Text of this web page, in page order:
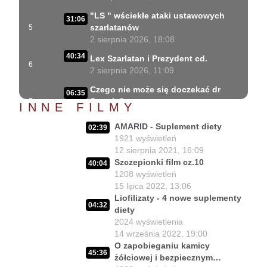
5
31:06
"LS " wściekłe ataki ustawowych
szarlatanów
2 sierpnia 2026, 18:08
6
40:34
Lex Szarlatan i Prezydent cd.
2 sierpnia 2026, 11:09
7
06:35 Czego nie może się doczekać dr
Suwała?
1 sierpnia 2026, 16:01
Szczepionkowa bańka w końcu
1 sierpnia 2026, 10:02
NIESPODZIANKA u Prezydenta
Nawrockiego!!
30 lipca 2026, 15:45
Czy Prezydent uratuje chorych
Polaków?
29 lipca 2026, 11:00
02:03:47 Czy da się lepiej leczyć ?
INNE FILMY
02:39
AMARID - Suplement diety
1921 wyświetleń
12 sierpnia 2021, 16:09
40:04
Szczepionki film cz.10
1208 wyświetleń
15 lipca 2022, 13:06
04:32
Liofilizaty - 4 nowe suplementy
diety
2024 wyświetlenia
14 września 2022, 19:00
45:36
O zapobieganiu kamicy
żółciowej i bezpiecznym